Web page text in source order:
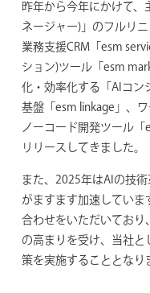
昨年から今年にかけて、
ネージャー)」のフルリ
業務支援CRM「esm
ション)ツール「esm
化・効率化する「AIコン
基盤「esm linkage」、
ノーコード開発ツール
リリースしてきました。
また、2025年はAIの技
がますます加速していま
合わせをいただいてお
の高まりを受け、当社
策を実施することとなり